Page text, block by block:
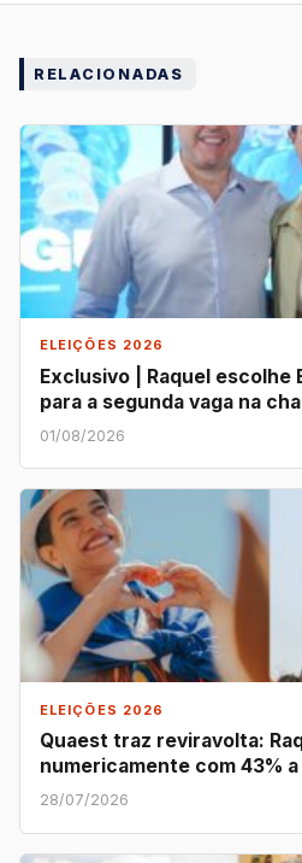
RELACIONADAS
ELEIÇÕES 2026
Exclusivo | Raquel escolhe
para a segunda vaga na
01/08/2026
ELEIÇÕES 2026
Quaest traz reviravolta:
numericamente com 43% a
28/07/2026